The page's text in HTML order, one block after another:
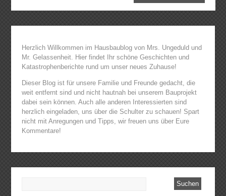
Herzlich Willkommen im Hausbaublog von Mrs. Ungeduld und
Mr. Gelassenheit. Hier findet Ihr schöne Geschichten und
Katastrophenberichte rund um unser neues Zuhause!
Dieser Blog ist für unsere Familie und Freunde gedacht, die
weit entfernt sind und nicht hautnah bei unserem Bauprojekt
dabei sein können. Auch alle anderen Interessierten sind
herzlich eingeladen, uns über die Schulter zu schauen! Spart
nicht mit Anregungen und Tipps, wir freuen uns über Eure
Kommentare!